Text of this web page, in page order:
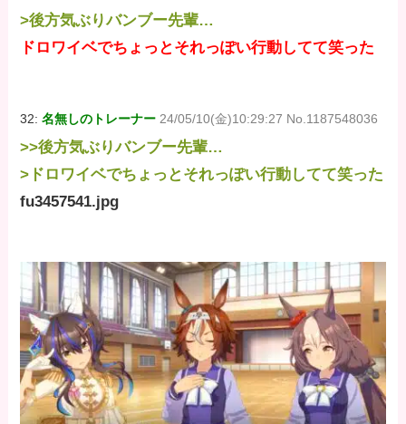
>後方気ぶりバンブー先輩…
ドロワイベでちょっとそれっぽい行動してて笑った
32:名無しのトレーナー 24/05/10(金)10:29:27 No.1187548036
>>後方気ぶりバンブー先輩…
>ドロワイベでちょっとそれっぽい行動してて笑った
fu3457541.jpg